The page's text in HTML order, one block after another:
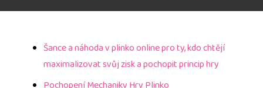
Šance a náhoda v plinko online pro ty, kdo chtějí
maximalizovat svůj zisk a pochopit princip hry